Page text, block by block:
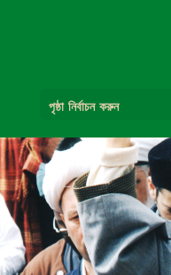
পৃষ্ঠা নির্বাচন করুন